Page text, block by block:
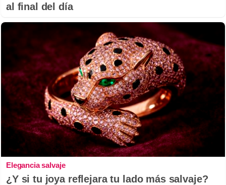
al final del día
Elegancia salvaje
¿Y si tu joya reflejara tu lado más salvaje?